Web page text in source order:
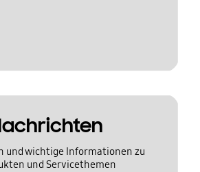
und wichtige Informationen zu
und Servicethemen